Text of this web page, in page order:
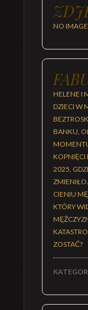
NO
HELENE I
DZIECI W
BANKU,
KOPNIĘCI
2025,
CIENIU
KTÓRY
ZOSTAĆ?